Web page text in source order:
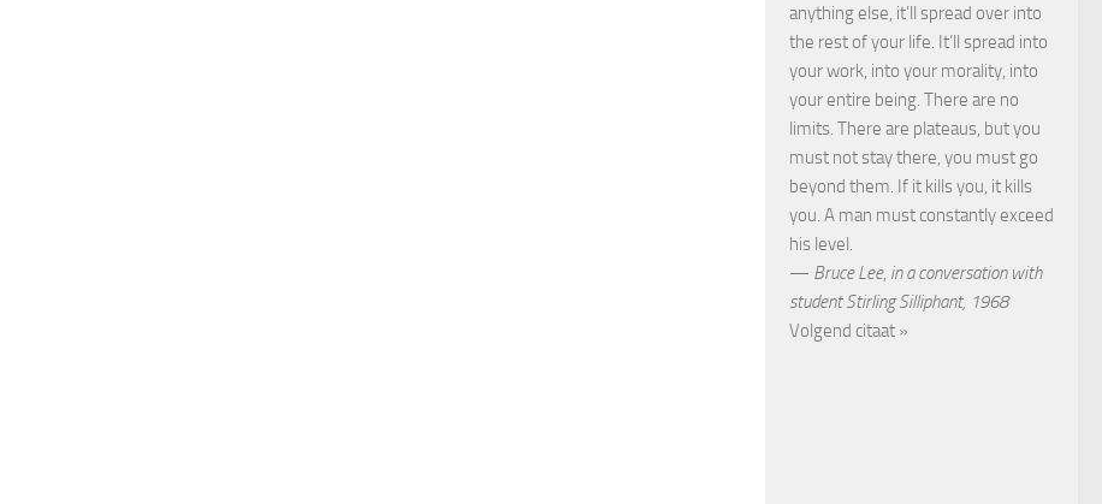
anything else, it’ll spread over into
the rest of your life. It’ll spread into
your work, into your morality, into
your entire being. There are no
limits. There are plateaus, but you
must not stay there, you must go
beyond them. If it kills you, it kills
you. A man must constantly exceed
his level.
— Bruce Lee, in a conversation with
student Stirling Silliphant, 1968
Volgend citaat »